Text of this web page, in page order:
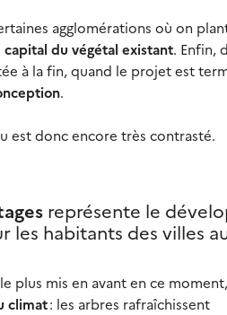
agglomérations où on
capital du végétal existant. Enfin,
à la fin, quand le projet est
.
est donc encore très contrasté.
représente le
les habitants des villes
plus mis en avant en ce
climat: les arbres rafraîchissent